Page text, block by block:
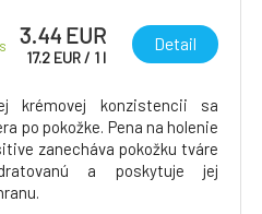
3.44 EUR
17.2 EUR/ 1 l
Detail
krémovej konzistencii sa
po pokožke. Pena na holenie
zanecháva pokožku tváre
a poskytuje jej